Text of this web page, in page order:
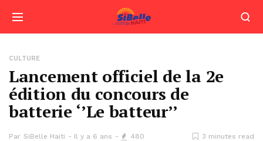
CULTURE
Lancement officiel de la 2e
édition du concours de
batterie ‘’Le batteur’’
Par SiBelle Haiti Il y a 6 ans 480 3 minutes read